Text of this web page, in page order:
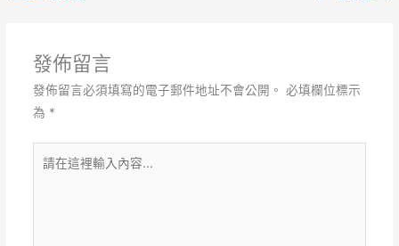
發佈留言
發佈留言必須填寫的電子郵件地址不會公開。 必填欄位標示
為 *